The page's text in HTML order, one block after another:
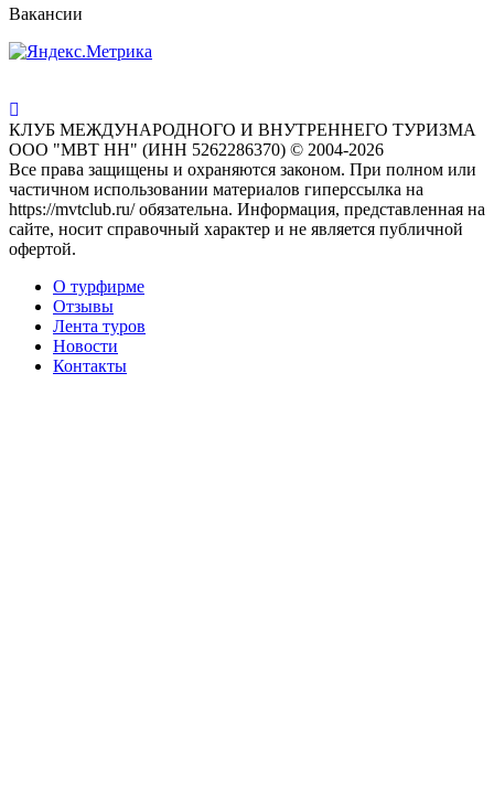
Вакансии
КЛУБ МЕЖДУНАРОДНОГО И ВНУТРЕННЕГО ТУРИЗМА
ООО "МВТ НН" (ИНН 5262286370) © 2004-2026
Все права защищены и охраняются законом. При полном или
частичном использовании материалов гиперссылка на
https://mvtclub.ru/ обязательна. Информация, представленная на
сайте, носит справочный характер и не является публичной
офертой.
О турфирме
Отзывы
Лента туров
Новости
Контакты